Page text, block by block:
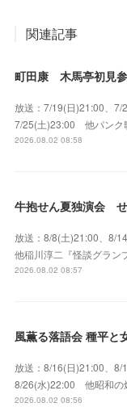
関連記事
放送：7/19(日)21:00、7/
7/25(土)23:00 他パンク
2026.08.02 08:58
放送：8/8(土)21:00、8/
他稲川淳二『怪談グラン
2026.08.02 08:57
放送：8/16(日)21:00、8/
8/26(水)22:00 他昭和の
2026.08.02 08:56